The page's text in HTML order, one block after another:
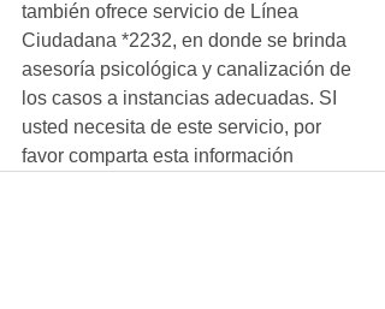
también ofrece servicio de Línea
Ciudadana *2232, en donde se brinda
asesoría psicológica y canalización de
los casos a instancias adecuadas. SI
usted necesita de este servicio, por
favor comparta esta información